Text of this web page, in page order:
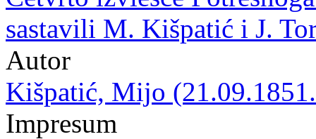
sastavili M. Kišpatić i J.
Autor
Kišpatić, Mijo
Impresum